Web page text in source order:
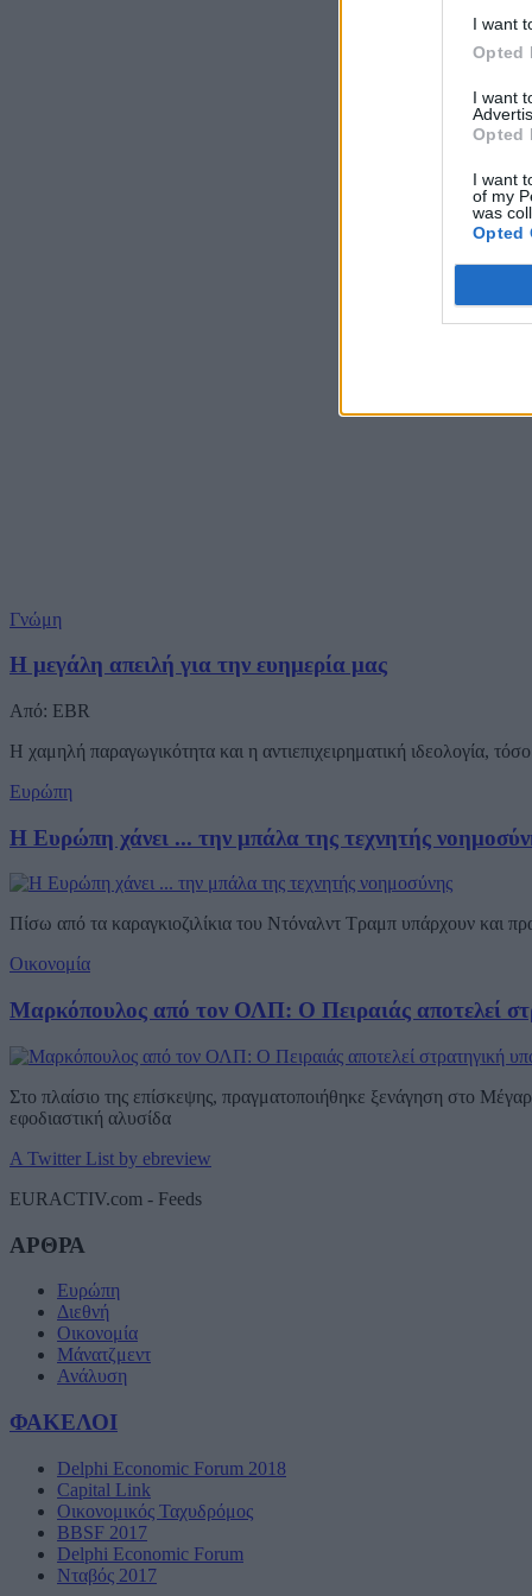
I want
Opted
I want
Opted
I want
of my
was
Opted
Γνώμη
Η μεγάλη απειλή για την ευημερία μας
Από: EBR
Η χαμηλή παραγωγικότητα και η αντιεπιχειρηματική ιδεολογία,
Ευρώπη
Η Ευρώπη χάνει ... την μπάλα της τεχνητής
Πίσω από τα καραγκιοζιλίκια του Ντόναλντ Τραμπ υπάρχουν και
Οικονομία
Μαρκόπουλος από τον ΟΛΠ: Ο Πειραιάς αποτελεί
Στο πλαίσιο της επίσκεψης, πραγματοποιήθηκε ξενάγηση στο
εφοδιαστική αλυσίδα
A Twitter List by ebreview
EURACTIV.com - Feeds
ΑΡΘΡΑ
Ευρώπη
Διεθνή
Οικονομία
Μάνατζμεντ
Ανάλυση
ΦΑΚΕΛΟΙ
Delphi Economic Forum 2018
Capital Link
Οικονομικός Ταχυδρόμος
BBSF 2017
Delphi Economic Forum
Νταβός 2017